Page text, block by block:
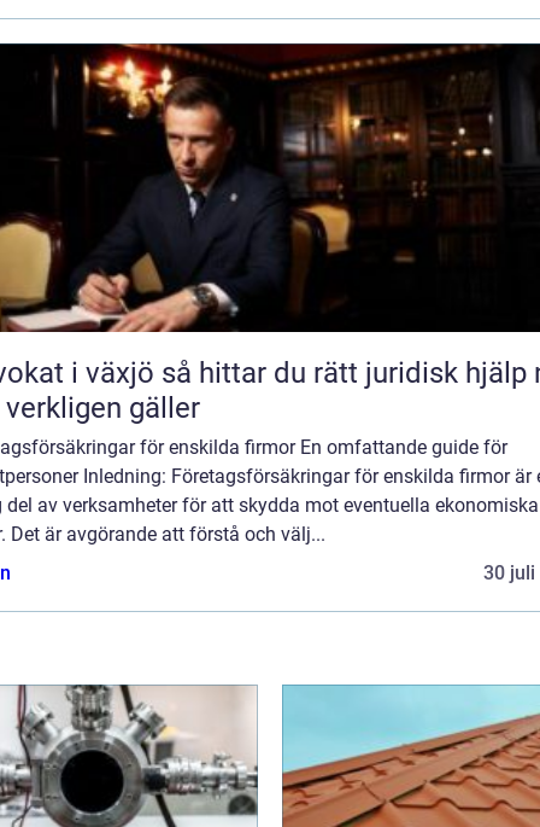
så hittar du rätt juridisk hjälp när
gäller
för enskilda firmor En omfattande guide för
Inledning: Företagsförsäkringar för enskilda firmor är
del av verksamheter för att skydda mot eventuella ekonomiska
Det är avgörande att förstå och välj...
30 juli